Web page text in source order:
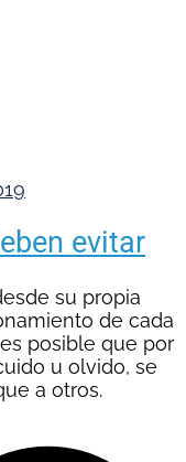
evitar
su propia
de cada
posible que por
u olvido, se
a otros.